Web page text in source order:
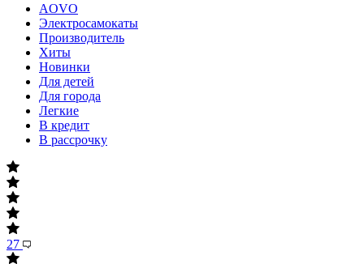
AOVO
Электросамокаты
Производитель
Хиты
Новинки
Для детей
Для города
Легкие
В кредит
В рассрочку
27